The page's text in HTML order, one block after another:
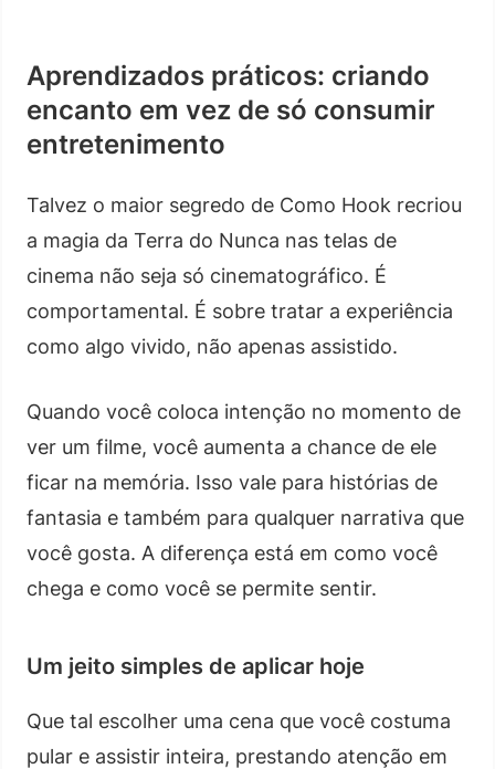
Aprendizados práticos: criando
encanto em vez de só consumir
entretenimento
Talvez o maior segredo de Como Hook recriou
a magia da Terra do Nunca nas telas de
cinema não seja só cinematográfico. É
comportamental. É sobre tratar a experiência
como algo vivido, não apenas assistido.
Quando você coloca intenção no momento de
ver um filme, você aumenta a chance de ele
ficar na memória. Isso vale para histórias de
fantasia e também para qualquer narrativa que
você gosta. A diferença está em como você
chega e como você se permite sentir.
Um jeito simples de aplicar hoje
Que tal escolher uma cena que você costuma
pular e assistir inteira, prestando atenção em